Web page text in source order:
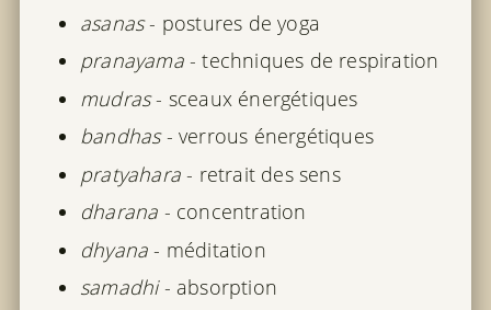
asanas- postures de yoga
pranayama- techniques de respiration
mudras- sceaux énergétiques
bandhas- verrous énergétiques
pratyahara- retrait des sens
dharana - concentration
dhyana - méditation
samadhi- absorption